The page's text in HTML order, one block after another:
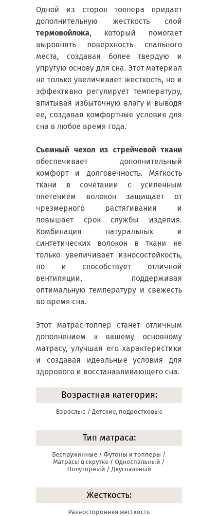
Одной из сторон топпера придает
дополнительную жесткость слой
термовойлока, который помогает
выровнять поверхность спального
места, создавая более твердую и
упругую основу для сна. Этот материал
не только увеличивает жесткость, но и
эффективно регулирует температуру,
впитывая избыточную влагу и выводя
ее, создавая комфортные условия для
сна в любое время года.
Съемный чехол из стрейчевой ткани
обеспечивает дополнительный
комфорт и долговечность. Мягкость
ткани в сочетании с усиленным
плетением волокон защищает от
чрезмерного растягивания и
повышает срок службы изделия.
Комбинация натуральных и
синтетических волокон в ткани не
только увеличивает износостойкость,
но и способствует отличной
вентиляции, поддерживая
оптимальную температуру и свежесть
во время сна.
Этот матрас-топпер станет отличным
дополнением к вашему основному
матрасу, улучшая его характеристики
и создавая идеальные условия для
здорового и восстанавливающего сна.
Возрастная категория:
Взрослые / Детские, подростковые
Тип матраса:
Беспружинные / Футоны и топперы /
Матрасы в скрутке / Односпальный /
Полуторный / Двуспальный
Жесткость:
Разносторонняя жесткость